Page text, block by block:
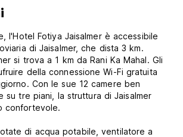
l'Hotel Fotiya Jaisalmer è accessibile
di Jaisalmer, che dista 3 km.
si trova a 1 km da Rani Ka Mahal. Gli
della connessione Wi-Fi gratuita
Con le sue 12 camere ben
su tre piani, la struttura di Jaisalmer
confortevole.
di acqua potabile, ventilatore a